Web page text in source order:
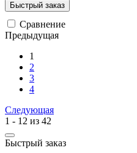
Быстрый заказ
Сравнение
Предыдущая
1
2
3
4
Следующая
1 - 12 из 42
Быстрый заказ